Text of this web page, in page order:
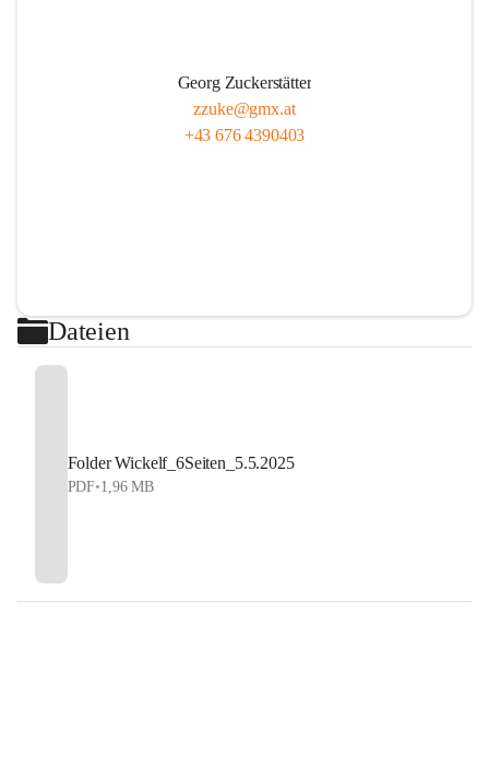
Georg Zuckerstätter
zzuke@gmx.at
+43 676 4390403
Dateien
Folder Wickelf_6Seiten_5.5.2025
PDF•1,96 MB